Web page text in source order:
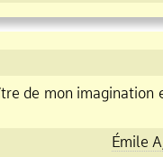
de mon imagination
Émile